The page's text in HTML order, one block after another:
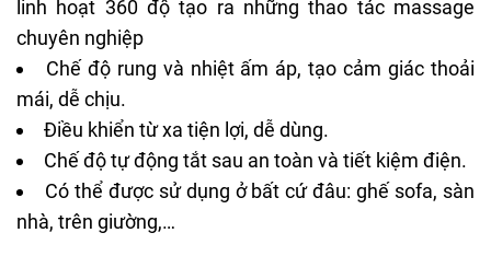
linh hoạt 360 độ tạo ra những thao tác massage
chuyên nghiệp
Chế độ rung và nhiệt ấm áp, tạo cảm giác thoải
mái, dễ chịu.
Điều khiển từ xa tiện lợi, dễ dùng.
Chế độ tự động tắt sau an toàn và tiết kiệm điện.
Có thể được sử dụng ở bất cứ đâu: ghế sofa, sàn
nhà, trên giường,…